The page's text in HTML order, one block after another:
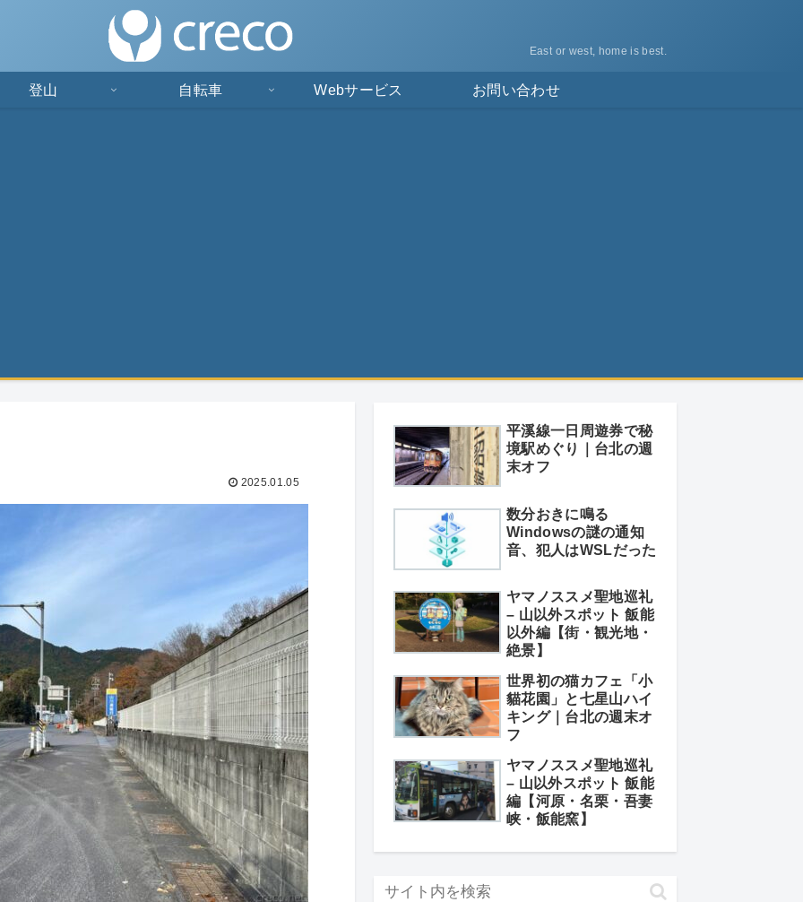
East or west, home is best.
登山 自転車 Webサービス お問い合わせ
2025.01.05
平溪線一日周遊券で秘
境駅めぐり｜台北の週
末オフ
数分おきに鳴る
Windowsの謎の通知
音、犯人はWSLだった
ヤマノススメ聖地巡礼
– 山以外スポット 飯能
以外編【街・観光地・
絶景】
世界初の猫カフェ「小
貓花園」と七星山ハイ
キング｜台北の週末オ
フ
ヤマノススメ聖地巡礼
– 山以外スポット 飯能
編【河原・名栗・吾妻
峡・飯能窯】